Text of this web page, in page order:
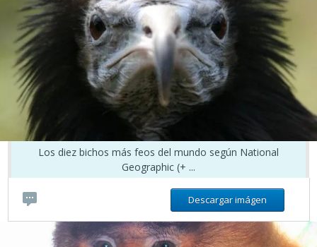
Los diez bichos más feos del mundo según National
Geographic (+ ...
Descargar imágen